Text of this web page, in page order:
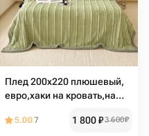
Плед 200х220 плюшевый,
евро,хаки на кровать,на
5.007 1 800₽3 600₽